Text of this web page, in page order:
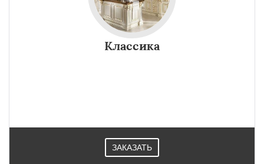
Классика
ЗАКАЗАТЬ